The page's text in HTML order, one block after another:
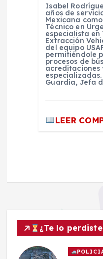
Isabel
años de
Mexicana
Técnico en
especialista en
Extracción
del equipo
permitiéndole
procesos de
acreditaciones
Guardia, Jefa
LEER
¿Te lo